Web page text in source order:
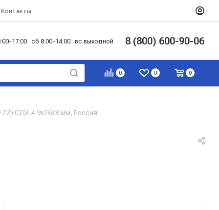
Контакты
17:00 сб 8:00-14:00 вс выходной 8 (800) 600-90-06
0 0 0
ZZ) СПЗ-4 9x26x8 мм, Россия